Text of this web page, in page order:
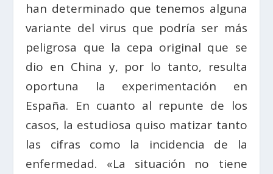
han determinado que tenemos alguna
variante del virus que podría ser más
peligrosa que la cepa original que se
dio en China y, por lo tanto, resulta
oportuna la experimentación en
España. En cuanto al repunte de los
casos, la estudiosa quiso matizar tanto
las cifras como la incidencia de la
enfermedad. «La situación no tiene